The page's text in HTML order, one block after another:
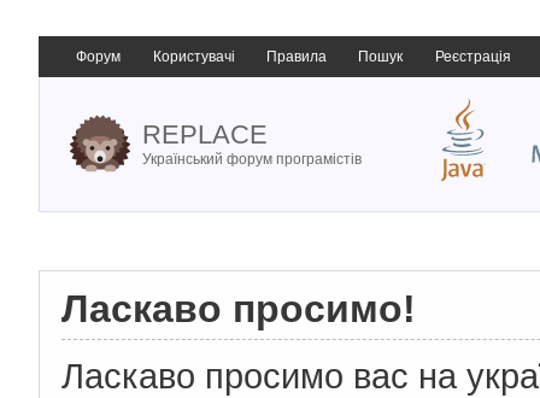
Форум Користувачі Правила Пошук Реєстрація
REPLACE
Український форум програмістів
Ласкаво просимо!
Ласкаво просимо вас на